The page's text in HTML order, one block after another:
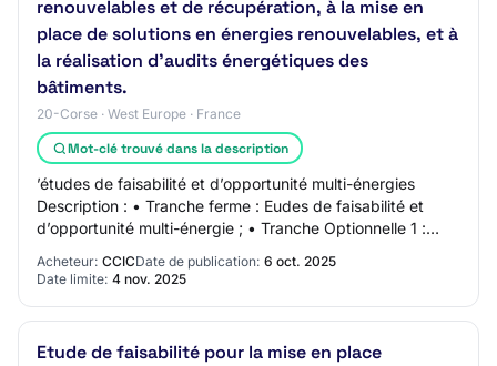
renouvelables et de récupération, à la mise en
place de solutions en énergies renouvelables, et à
la réalisation d’audits énergétiques des
bâtiments.
20-Corse · West Europe · France
Mot-clé trouvé dans la description
’études de faisabilité et d’opportunité multi-énergies
Description : • Tranche ferme : Eudes de faisabilité et
d’opportunité multi-énergie ; • Tranche Optionnelle 1 :
Acheteur: CCICDate de publication: 6 oct. 2025
Date limite: 4 nov. 2025
Etude de faisabilité pour la mise en place